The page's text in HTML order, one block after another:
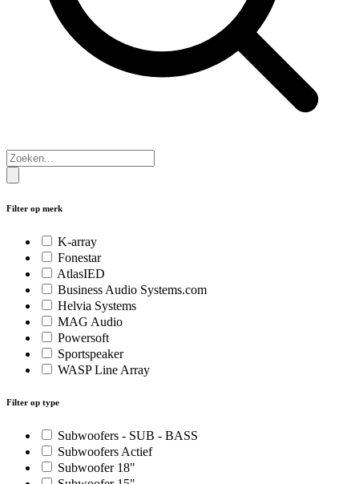
Filter op merk
K-array
Fonestar
AtlasIED
Business Audio Systems.com
Helvia Systems
MAG Audio
Powersoft
Sportspeaker
WASP Line Array
Filter op type
Subwoofers - SUB - BASS
Subwoofers Actief
Subwoofer 18"